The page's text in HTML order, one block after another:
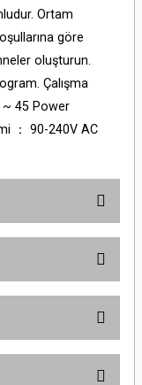
Ortam
göre
oluşturun.
Çalışma
~ 45 Power
： 90-240V AC
tarafımıza